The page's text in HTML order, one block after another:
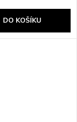
DO KOŠÍKU